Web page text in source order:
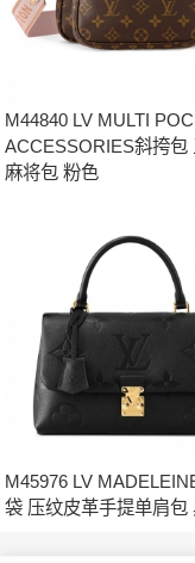
M44840 LV MULTI
ACCESSORIES斜挎包
麻将包 粉色
M45976 LV
袋 压纹皮革手提单肩包